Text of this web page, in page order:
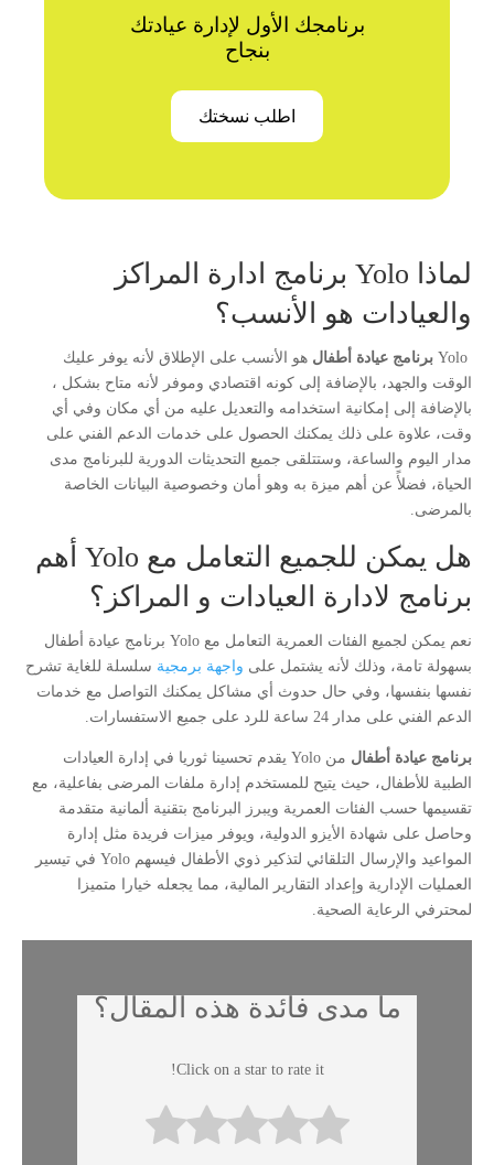
برنامجك الأول لإدارة عيادتك
بنجاح
اطلب نسختك
لماذا Yolo برنامج ادارة المراكز
والعيادات هو الأنسب؟
برنامج عيادة أطفال هو الأنسب على الإطلاق لأنه يوفر عليك
الوقت والجهد، بالإضافة إلى كونه اقتصادي وموفر لأنه متاح بشكل ،
بالإضافة إلى إمكانية استخدامه والتعديل عليه من أي مكان وفي أي
وقت، علاوة على ذلك يمكنك الحصول على خدمات الدعم الفني على
مدار اليوم والساعة، وستتلقى جميع التحديثات الدورية للبرنامج مدى
الحياة، فضلأً عن أهم ميزة به وهو أمان وخصوصية البيانات الخاصة
بالمرضى.
هل يمكن للجميع التعامل مع Yolo أهم
برنامج لادارة العيادات و المراكز؟
نعم يمكن لجميع الفئات العمرية التعامل مع Yolo برنامج عيادة أطفال
بسهولة تامة، وذلك لأنه يشتمل على واجهة برمجية سلسلة للغاية تشرح
نفسها بنفسها، وفي حال حدوث أي مشاكل يمكنك التواصل مع خدمات
الدعم الفني على مدار 24 ساعة للرد على جميع الاستفسارات.
برنامج عيادة أطفال
من Yolo يقدم تحسينا ثوريا في إدارة العيادات
الطبية للأطفال، حيث يتيح للمستخدم إدارة ملفات المرضى بفاعلية، مع
تقسيمها حسب الفئات العمرية ويبرز البرنامج بتقنية ألمانية متقدمة
وحاصل على شهادة الأيزو الدولية، ويوفر ميزات فريدة مثل إدارة
المواعيد والإرسال التلقائي لتذكير ذوي الأطفال فيسهم Yolo في تيسير
العمليات الإدارية وإعداد التقارير المالية، مما يجعله خيارا متميزا
لمحترفي الرعاية الصحية.
ما مدى فائدة هذه المقال؟
Click on a star to rate it!